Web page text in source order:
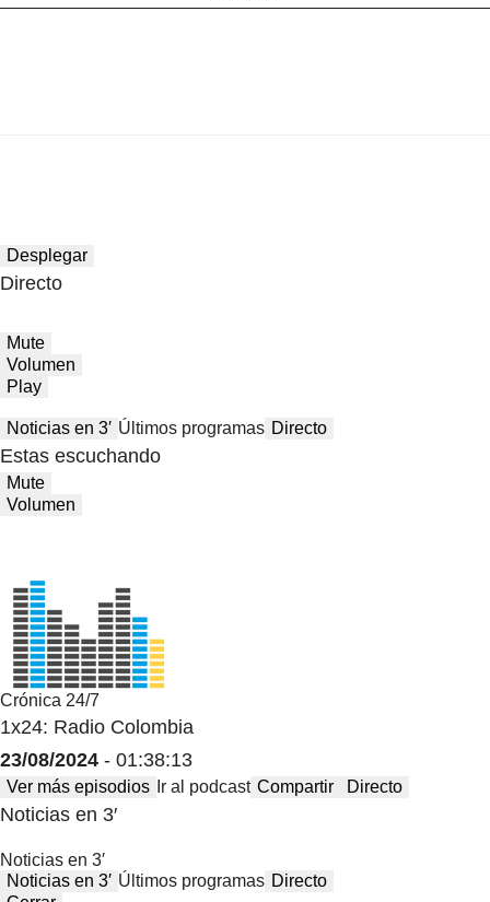
Desplegar
Directo
Mute
Volumen
Play
Noticias en 3′ Últimos programas Directo
Estas escuchando
Mute
Volumen
Crónica 24/7
1x24: Radio Colombia
23/08/2024 - 01:38:13
Ver más episodios Ir al podcast Compartir Directo
Noticias en 3′
Noticias en 3′
Noticias en 3′ Últimos programas Directo